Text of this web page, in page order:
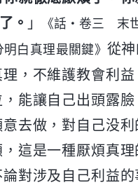
。 」
《話・卷三 末
白真理最關鍵》從
，不維護教會利
能讓自己出頭露臉
去做，對自己没利
這是一種厭煩真
對涉及自己利益